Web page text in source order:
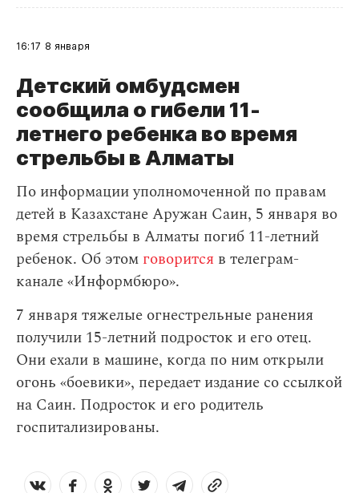
16:17 8 января
Детский омбудсмен
сообщила о гибели 11-
летнего ребенка во время
стрельбы в Алматы
По информации уполномоченной по правам
детей в Казахстане Аружан Саин, 5 января во
время стрельбы в Алматы погиб 11-летний
ребенок. Об этом говорится в телеграм-
канале «Информбюро».
7 января тяжелые огнестрельные ранения
получили 15-летний подросток и его отец.
Они ехали в машине, когда по ним открыли
огонь «боевики», передает издание со ссылкой
на Саин. Подросток и его родитель
госпитализированы.